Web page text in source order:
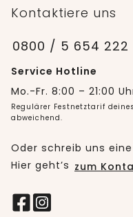
Kontaktiere uns
0800 / 5 654 222
Service Hotline
Mo.-Fr. 8:00 – 21:00
Regulärer Festnetztarif
abweichend.
Oder schreib uns
Hier geht’s zum